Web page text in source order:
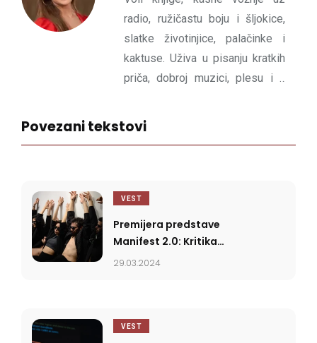
radio, ružičastu boju i šljokice,
slatke životinjice, palačinke i
kaktuse. Uživa u pisanju kratkih
priča, dobroj muzici, plesu i u
ljudima.
Povezani tekstovi
VEST
Premijera predstave
Manifest 2.0: Kritika
društva kroz plesni teatar
29.03.2024
VEST